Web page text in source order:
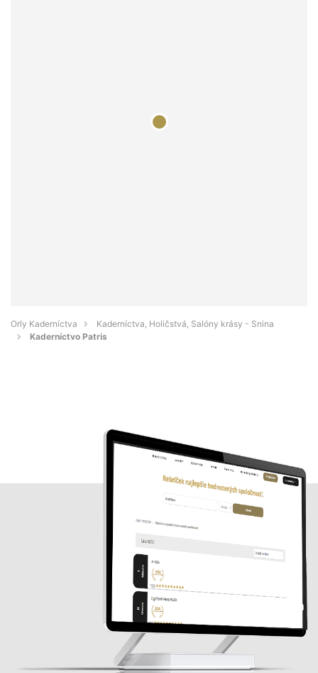
Orly Kaderníctva
Kaderníctva, Holičstvá, Salóny krásy - Snina
Kaderníctvo Patris